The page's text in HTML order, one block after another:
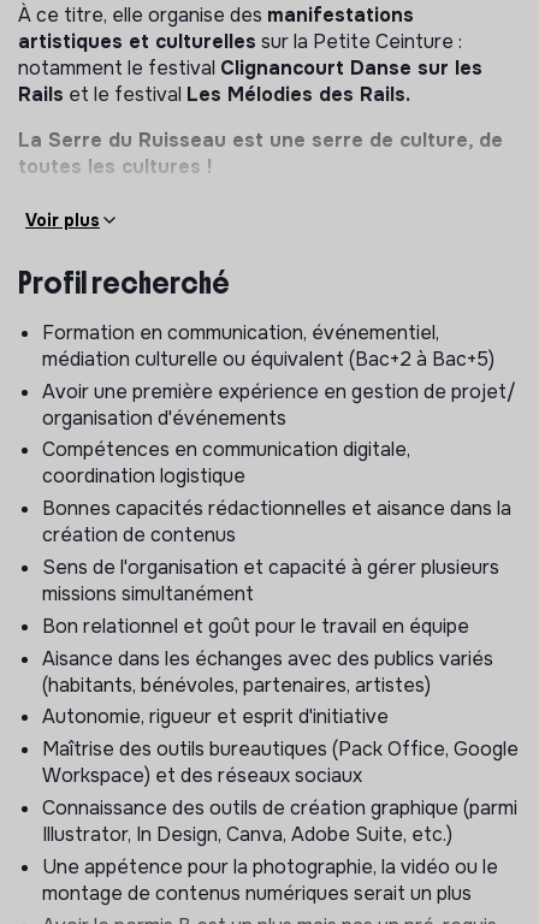
À ce titre, elle organise des manifestations
artistiques et culturelles sur la Petite Ceinture :
notamment le festival Clignancourt Danse sur les
Rails et le festival Les Mélodies des Rails.
La Serre du Ruisseau est une serre de culture, de
toutes les cultures !
LE POSTE ET LES MISSIONS
organisation évènementielle, tu contribueras
culturels et accompagnera l’ouverture du bâtiment.
1-COMMUNICATION
Participer à la création de contenus de
communication: réseaux sociaux, newsletters,
supports print et digitaux, articles et communiqués
Réaliser des photos et de courtes vidéos/
montageslors des activités temps forts et
événements (festival, inauguration) afin d’alimenter
les réseaux sociaux et les supports de
communication
Contribuer à l’animation des réseaux sociauxet au
suivi du plan de communication
Participer à l'affichage et aux campagnes de
communication dans l'espace urbain (prise de
contact avec les habitants, les commerçants..)
Mettre à jour les outils de communication et les
bases de données
Participer ausuivi des campagnesde
communication et à l’analyse des retombées
Voir plus
Profil recherché
Formation en communication, événementiel,
médiation culturelle ou équivalent (Bac+2 à Bac+5)
Avoir une première expérience en gestion de projet/
organisation d'événements
Compétences en communication digitale,
coordination logistique
Bonnes capacités rédactionnelles et aisance dans la
création de contenus
Sens de l'organisation et capacité à gérer plusieurs
missions simultanément
Bon relationnel et goût pour le travail en équipe
Aisance dans les échanges avec des publics variés
(habitants, bénévoles, partenaires, artistes)
Autonomie, rigueur et esprit d'initiative
Maîtrise des outils bureautiques (Pack Office, Google
Workspace) et des réseaux sociaux
Connaissance des outils de création graphique (parmi
Illustrator, In Design, Canva, Adobe Suite, etc.)
Une appétence pour la photographie, la vidéo ou le
montage de contenus numériques serait un plus